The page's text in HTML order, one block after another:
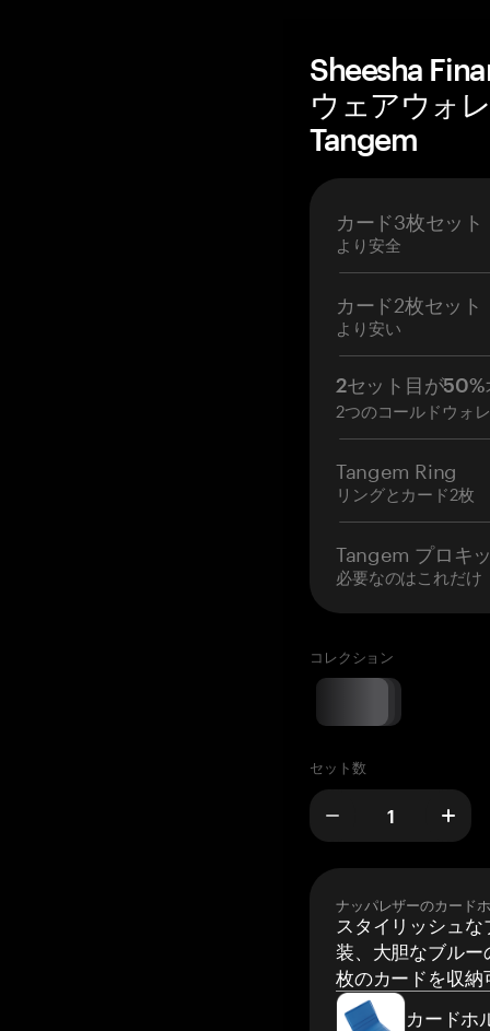
Sheesha
ウェアウォ
Tangem
カード3枚セット
より安全
カード2枚セット
より安い
2セット目が50%
2つのコールドウォ
Tangem Ring
リングとカード2枚
Tangem プロキ
必要なのはこれだけ
コレクション
セット数
ナッパレザーのカード
スタイリッシュ
装、大胆なブルー
枚のカードを収納
カードホ